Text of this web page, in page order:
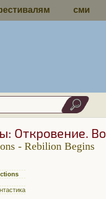
сми
Откровение.
- Rebilion Begins